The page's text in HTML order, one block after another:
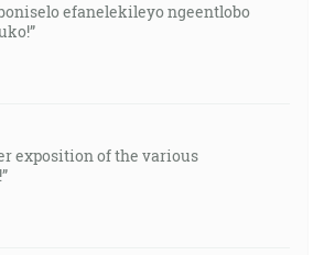
efanelekileyo ngeentlobo
exposition of the various